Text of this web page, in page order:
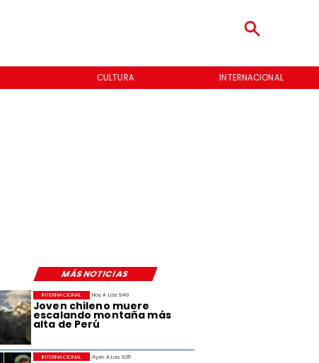
CULTURA INTERNACIONAL
MÁS NOTICIAS
Hoy A Las 9:49
Joven chileno muere
escalando montaña más
alta de Perú
INTERNACIONAL
Ayer A Las 9:35
INTERNACIONAL